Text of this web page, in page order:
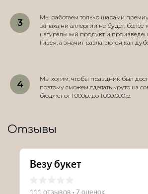
Мы работаем только шарами
запаха ни аллергии не будет,
натуральный продукт и
Гивея, а значит разлагаются как
Мы хотим, чтобы праздник был
поэтому сможем сделать круто на
бюджет от 1.000р. до 1.000.000.р.
Отзывы